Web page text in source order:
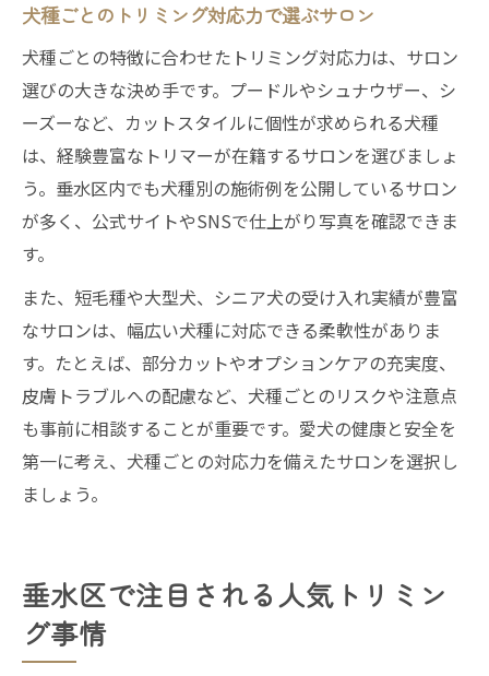
犬種ごとのトリミング対応力で選ぶサロン
犬種ごとの特徴に合わせたトリミング対応力は、サロン
選びの大きな決め手です。プードルやシュナウザー、シ
ーズーなど、カットスタイルに個性が求められる犬種
は、経験豊富なトリマーが在籍するサロンを選びましょ
う。垂水区内でも犬種別の施術例を公開しているサロン
が多く、公式サイトやSNSで仕上がり写真を確認できま
す。
また、短毛種や大型犬、シニア犬の受け入れ実績が豊富
なサロンは、幅広い犬種に対応できる柔軟性がありま
す。たとえば、部分カットやオプションケアの充実度、
皮膚トラブルへの配慮など、犬種ごとのリスクや注意点
も事前に相談することが重要です。愛犬の健康と安全を
第一に考え、犬種ごとの対応力を備えたサロンを選択し
ましょう。
垂水区で注目される人気トリミン
グ事情